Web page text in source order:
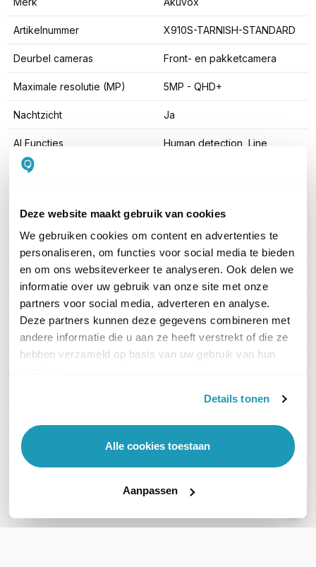
Deze website maakt gebruik van cookies
We gebruiken cookies om content en advertenties te
personaliseren, om functies voor social media te bieden
en om ons websiteverkeer te analyseren. Ook delen we
informatie over uw gebruik van onze site met onze
partners voor social media, adverteren en analyse.
Deze partners kunnen deze gegevens combineren met
andere informatie die u aan ze heeft verstrekt of die ze
hebben verzameld op basis van uw gebruik van hun
Details tonen
Alle cookies toestaan
Aanpassen
Artikelnummer X910S-TARNISH-STANDARD
Deurbel cameras Front- en pakketcamera
Maximale resolutie (MP) 5MP - QHD+
Nachtzicht Ja
AI Functies
Human detection, Line
Verbinding PoE (Ethernet)
Voeding via PoE (Ethernet)
IP Certificering IP66
Audio Microfoon en speaker
Aantal knoppen 1
Kaartlezer Ja
Camera Ja